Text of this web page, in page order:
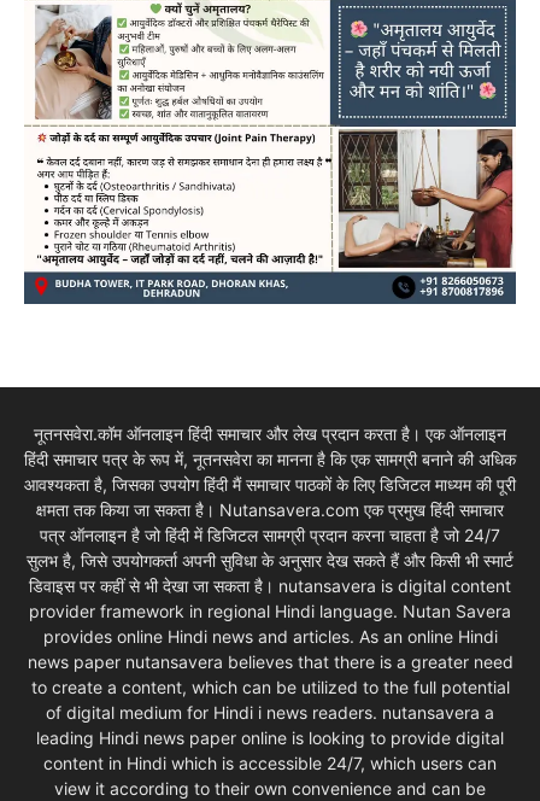
नूतनसवेरा.कॉम ऑनलाइन हिंदी समाचार और लेख प्रदान करता है। एक ऑनलाइन
हिंदी समाचार पत्र के रूप में, नूतनसवेरा का मानना है कि एक सामग्री बनाने की अधिक
आवश्यकता है, जिसका उपयोग हिंदी मैं समाचार पाठकों के लिए डिजिटल माध्यम की पूरी
क्षमता तक किया जा सकता है। Nutansavera.com एक प्रमुख हिंदी समाचार
पत्र ऑनलाइन है जो हिंदी में डिजिटल सामग्री प्रदान करना चाहता है जो 24/7
सुलभ है, जिसे उपयोगकर्ता अपनी सुविधा के अनुसार देख सकते हैं और किसी भी स्मार्ट
डिवाइस पर कहीं से भी देखा जा सकता है। nutansavera is digital content
provider framework in regional Hindi language. Nutan Savera
provides online Hindi news and articles. As an online Hindi
news paper nutansavera believes that there is a greater need
to create a content, which can be utilized to the full potential
of digital medium for Hindi i news readers. nutansavera a
leading Hindi news paper online is looking to provide digital
content in Hindi which is accessible 24/7, which users can
view it according to their own convenience and can be